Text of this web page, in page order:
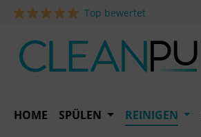
Hauptinhalt springen
Zur Suche springen
Zur Hauptnavigation springen
Top bewertet
HOME SPÜLEN REINIGEN